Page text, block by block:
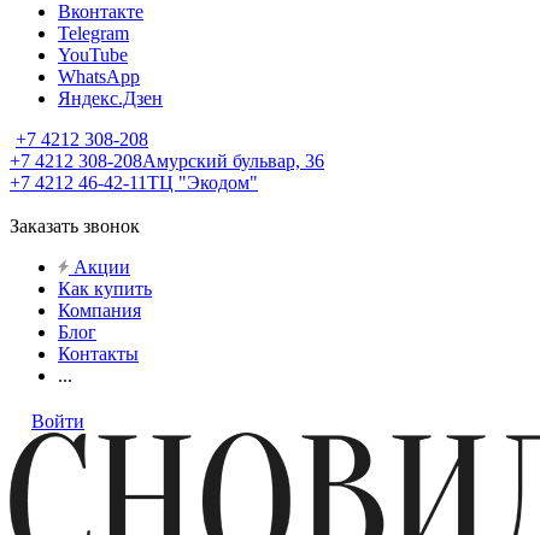
Вконтакте
Telegram
YouTube
WhatsApp
Яндекс.Дзен
+7 4212 308-208
+7 4212 308-208Амурский бульвар, 36
+7 4212 46-42-11ТЦ "Экодом"
Заказать звонок
Акции
Как купить
Компания
Блог
Контакты
...
Войти